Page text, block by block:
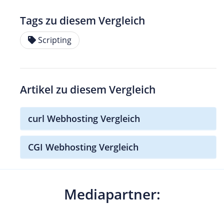
Tags zu diesem Vergleich
Scripting
Artikel zu diesem Vergleich
curl Webhosting Vergleich
CGI Webhosting Vergleich
Mediapartner: